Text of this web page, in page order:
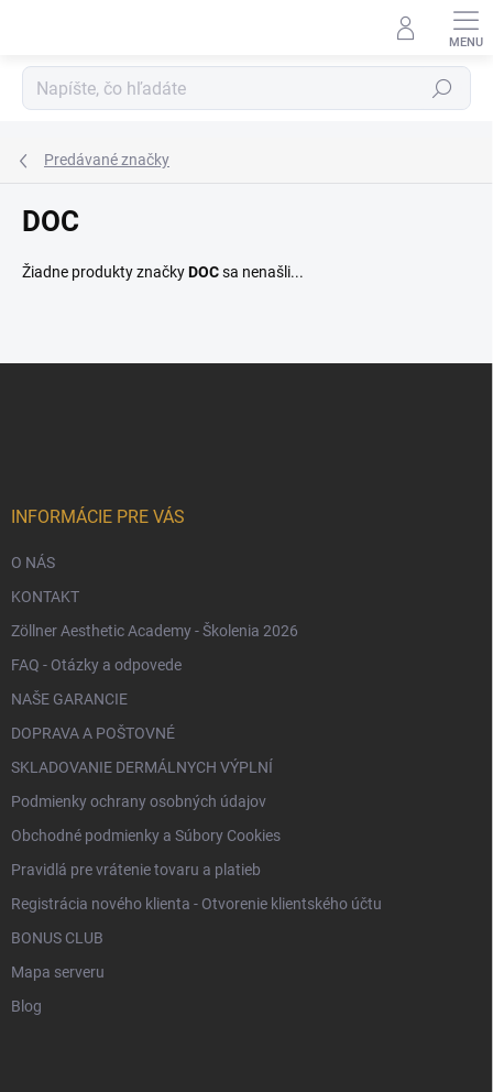
Hľadať
Predávané značky
DOC
Žiadne produkty značkyDOCsa nenašli...
INFORMÁCIE PRE VÁS
O NÁS
KONTAKT
Zöllner Aesthetic Academy - Školenia 2026
FAQ - Otázky a odpovede
NAŠE GARANCIE
DOPRAVA A POŠTOVNÉ
SKLADOVANIE DERMÁLNYCH VÝPLNÍ
Podmienky ochrany osobných údajov
Obchodné podmienky a Súbory Cookies
Pravidlá pre vrátenie tovaru a platieb
Registrácia nového klienta - Otvorenie klientského účtu
BONUS CLUB
Mapa serveru
Blog